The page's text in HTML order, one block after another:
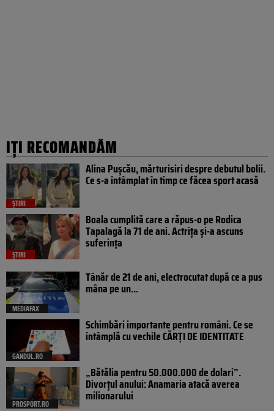
IȚI RECOMANDĂM
ȘTIRI
Alina Pușcău, mărturisiri despre debutul bolii.
Ce s-a întâmplat în timp ce făcea sport acasă
ȘTIRI
Boala cumplită care a răpus-o pe Rodica
Tapalagă la 71 de ani. Actrița și-a ascuns
suferința
MEDIAFAX
Tânăr de 21 de ani, electrocutat după ce a pus
mâna pe un...
GANDUL.RO
Schimbări importante pentru români. Ce se
întâmplă cu vechile CĂRȚI DE IDENTITATE
PROSPORT.RO
„Bătălia pentru 50.000.000 de dolari”.
Divorțul anului: Anamaria atacă averea
milionarului